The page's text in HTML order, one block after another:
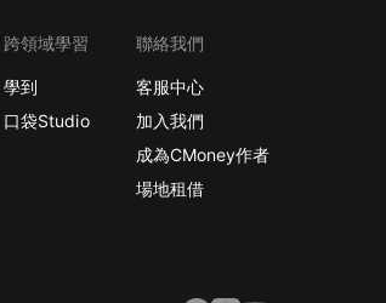
跨領域學習
學到
口袋Studio
聯絡我們
客服中心
加入我們
成為CMoney作者
場地租借